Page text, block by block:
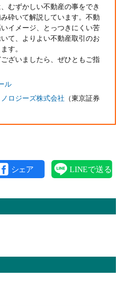
むずかしい不動産の事をでき
砕いて解説しています。不動
イメージ、とっつきにくい苦
て、よりよい不動産取引のお
す。
ざいましたら、ぜひともご指
ル
ロジーズ株式会社 （東京証券